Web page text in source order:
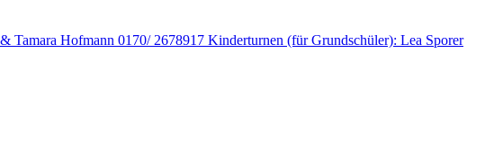
Tamara Hofmann 0170/ 2678917 Kinderturnen (für Grundschüler): Lea Sporer